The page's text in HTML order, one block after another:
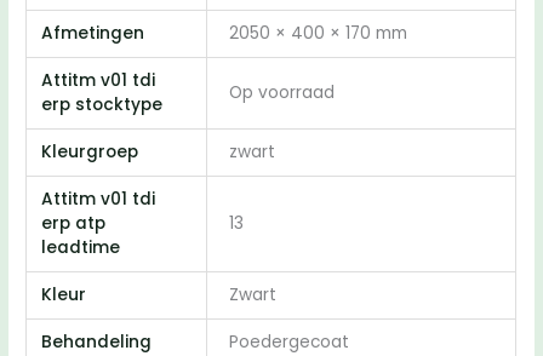
Afmetingen 2050 × 400 × 170 mm
Attitm v01 tdi
erp stocktype
Op voorraad
Kleurgroep zwart
Attitm v01 tdi
erp atp
leadtime
13
Kleur Zwart
Behandeling Poedergecoat